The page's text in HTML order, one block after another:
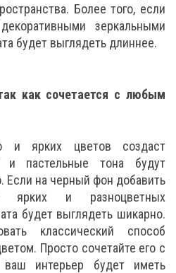
Более того, если
зеркальными
будет выглядеть длиннее.
как сочетается с любым
и ярких цветов создаст
и пастельные тона будут
Если на черный фон добавить
ярких и разноцветных
будет выглядеть шикарно.
классический способ
Просто сочетайте его с
интерьер будет иметь